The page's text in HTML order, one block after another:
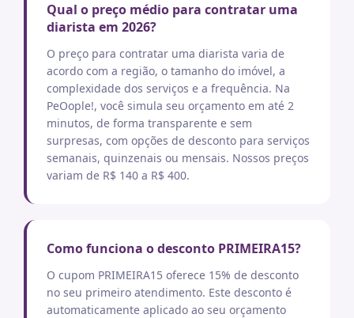
Qual o preço médio para contratar uma
diarista em 2026?
O preço para contratar uma diarista varia de
acordo com a região, o tamanho do imóvel, a
complexidade dos serviços e a frequência. Na
PeOople!, você simula seu orçamento em até 2
minutos, de forma transparente e sem
surpresas, com opções de desconto para serviços
semanais, quinzenais ou mensais. Nossos preços
variam de R$ 140 a R$ 400.
Como funciona o desconto PRIMEIRA15?
O cupom PRIMEIRA15 oferece 15% de desconto
no seu primeiro atendimento. Este desconto é
automaticamente aplicado ao seu orçamento